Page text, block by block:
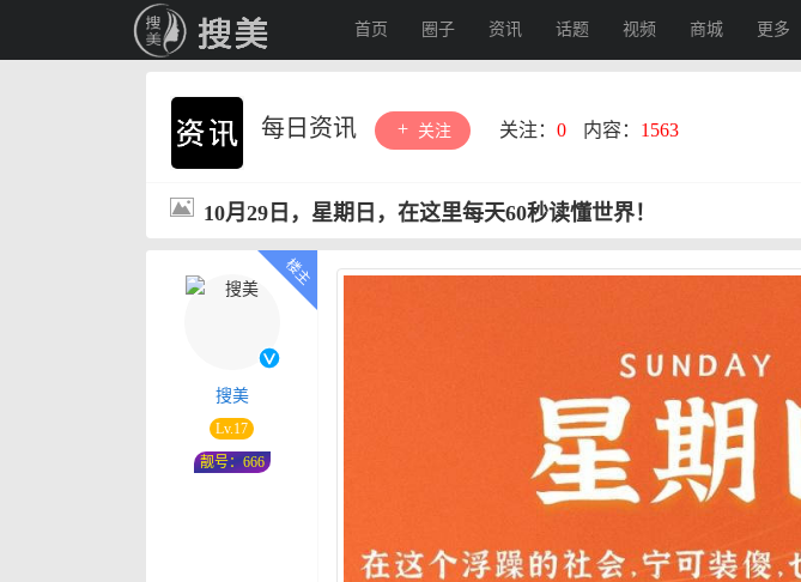
首页 圈子 资讯 话题 视频 商城 更多
每日资讯 关注 关注： 0 内容： 1563
10月29日，星期日，在这里每天60秒读懂世界！
搜美
Lv.17
靓号：666